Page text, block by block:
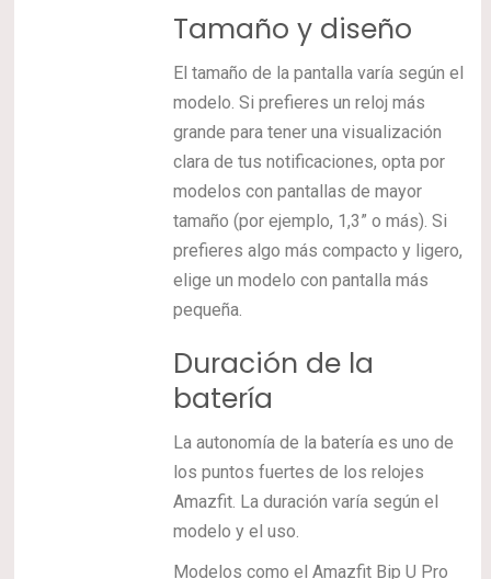
Tamaño y diseño
El tamaño de la pantalla varía según el
modelo. Si prefieres un reloj más
grande para tener una visualización
clara de tus notificaciones, opta por
modelos con pantallas de mayor
tamaño (por ejemplo, 1,3” o más). Si
prefieres algo más compacto y ligero,
elige un modelo con pantalla más
pequeña.
Duración de la
batería
La autonomía de la batería es uno de
los puntos fuertes de los relojes
Amazfit. La duración varía según el
modelo y el uso.
Modelos como el Amazfit Bip U Pro